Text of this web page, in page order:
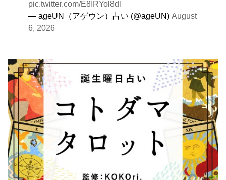
pic.twitter.com/E8IRYol8dl
— ageUN（アゲウン）占い (@ageUN)August
6, 2026